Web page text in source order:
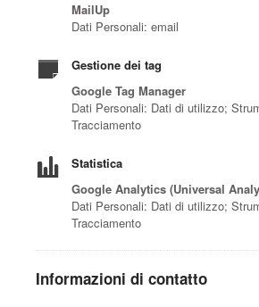
MailUp
Dati Personali: email
Gestione dei tag
Google Tag Manager
Dati Personali: Dati di utilizzo;
Tracciamento
Statistica
Google Analytics (Universal
Dati Personali: Dati di utilizzo;
Tracciamento
Informazioni di contatto